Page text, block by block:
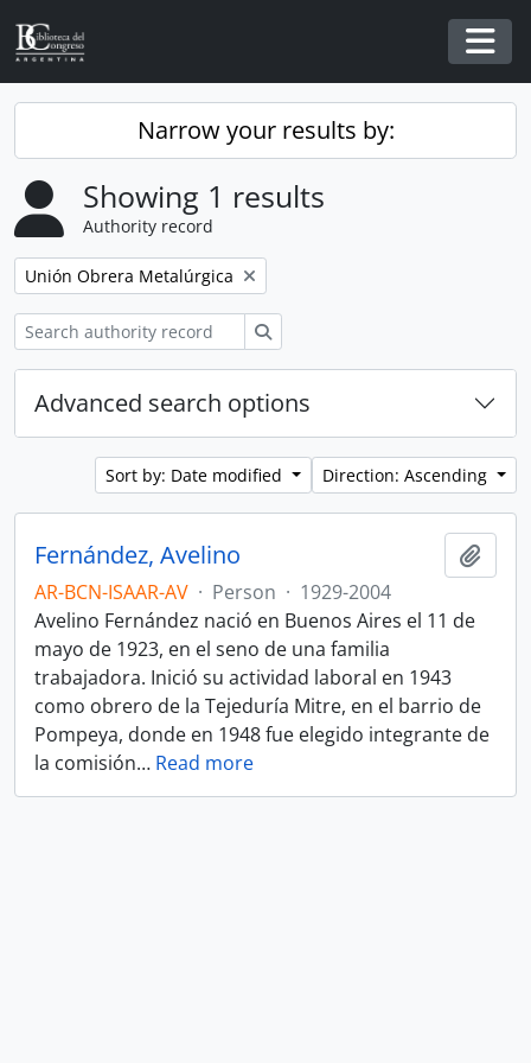
Skip to main content
Narrow your results by:
Showing 1 results
Authority record
Remove filter:
Unión Obrera Metalúrgica
Advanced search options
Sort by: Date modified Direction: Ascending
Fernández, Avelino
AR-BCN-ISAAR-AV · Person · 1929-2004
Avelino Fernández nació en Buenos Aires el 11 de
mayo de 1923, en el seno de una familia
trabajadora. Inició su actividad laboral en 1943
como obrero de la Tejeduría Mitre, en el barrio de
Pompeya, donde en 1948 fue elegido integrante de
la comisión… Read more